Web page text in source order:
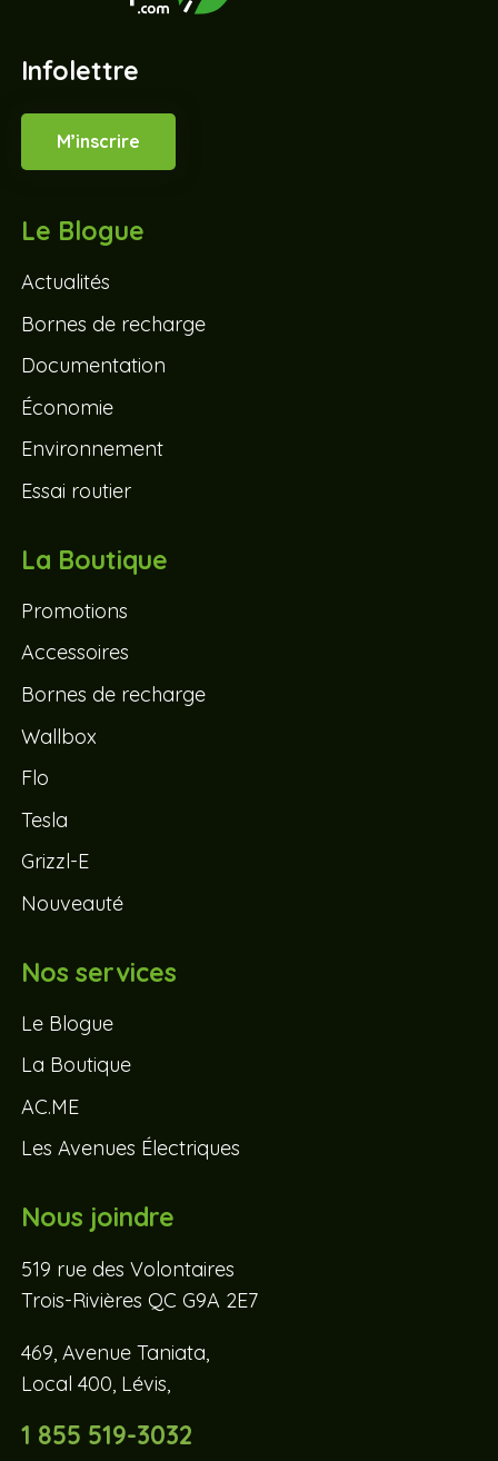
Infolettre
M’inscrire
Le Blogue
Actualités
Bornes de recharge
Documentation
Économie
Environnement
Essai routier
La Boutique
Promotions
Accessoires
Bornes de recharge
Wallbox
Flo
Tesla
Grizzl-E
Nouveauté
Nos services
Le Blogue
La Boutique
AC.ME
Les Avenues Électriques
Nous joindre
519 rue des Volontaires
Trois-Rivières QC G9A 2E7
469, Avenue Taniata,
Local 400, Lévis,
1 855 519-3032